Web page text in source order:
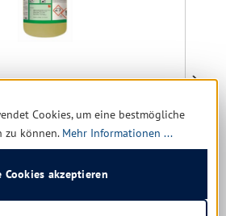
1-5 Tage
Cookies, um eine bestmögliche
zu können. Mehr Informationen ...
Cookies akzeptieren